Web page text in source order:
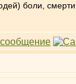
боли, смерти